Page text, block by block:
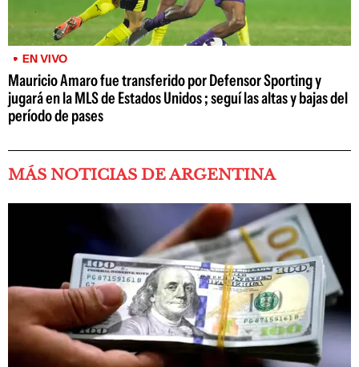
EN VIVO
Mauricio Amaro fue transferido por Defensor Sporting y
jugará en la MLS de Estados Unidos ; seguí las altas y bajas del
período de pases
MÁS NOTICIAS DE ARGENTINA